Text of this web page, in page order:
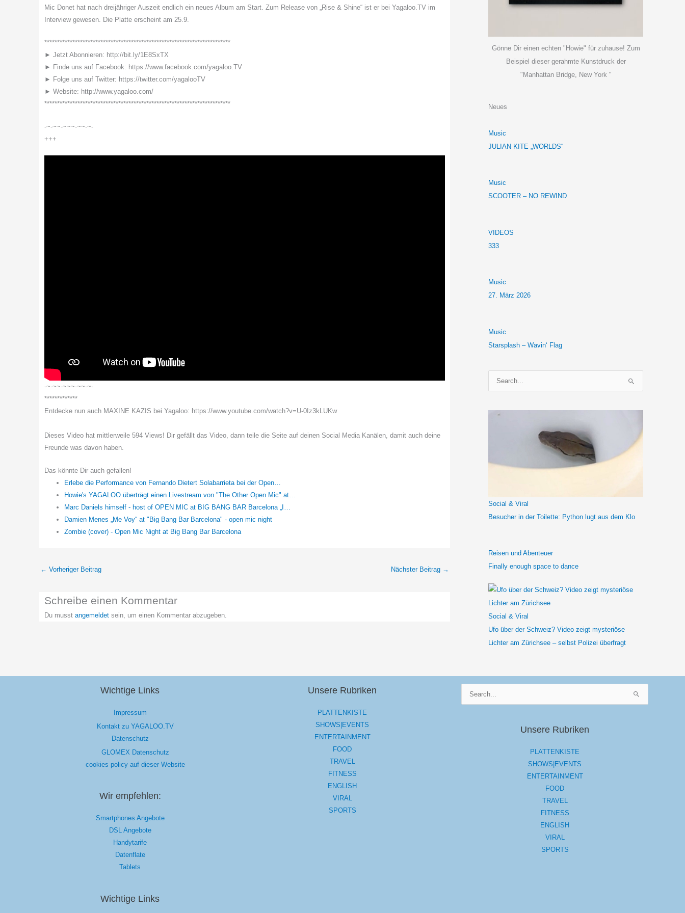
Mic Donet hat nach dreijähriger Auszeit endlich ein neues Album am Start. Zum Release von „Rise & Shine“ ist er bei Yagaloo.TV im
Interview gewesen. Die Platte erscheint am 25.9.
*************************************************************************
► Jetzt Abonnieren: http://bit.ly/1E8SxTX
► Finde uns auf Facebook: https://www.facebook.com/yagaloo.TV
► Folge uns auf Twitter: https://twitter.com/yagalooTV
► Website: http://www.yagaloo.com/
*************************************************************************
-~-~~-~~~-~~-~-
+++
-~-~~-~~~-~~-~-
*************
Entdecke nun auch MAXINE KAZIS bei Yagaloo: https://www.youtube.com/watch?v=U-0Iz3kLUKw
Dieses Video hat mittlerweile 594 Views! Dir gefällt das Video, dann teile die Seite auf deinen Social Media Kanälen, damit auch deine
Freunde was davon haben.
Das könnte Dir auch gefallen!
Erlebe die Performance von Fernando Dietert Solabarrieta bei der Open…
Howie's YAGALOO überträgt einen Livestream von "The Other Open Mic" at…
Marc Daniels himself - host of OPEN MIC at BIG BANG BAR Barcelona „I…
Damien Menes „Me Voy“ at "Big Bang Bar Barcelona" - open mic night
Zombie (cover) - Open Mic Night at Big Bang Bar Barcelona
← Vorheriger Beitrag Nächster Beitrag →
Schreibe einen Kommentar
Du musst angemeldet sein, um einen Kommentar abzugeben.
Gönne Dir einen echten "Howie" für zuhause! Zum
Beispiel dieser gerahmte Kunstdruck der
"Manhattan Bridge, New York "
Neues
Music
JULIAN KITE „WORLDS“
Music
SCOOTER – NO REWIND
VIDEOS
333
Music
27. März 2026
Music
Starsplash – Wavin‘ Flag
u
h
Social & Viral
Besucher in der Toilette: Python lugt aus dem Klo
Reisen und Abenteuer
Finally enough space to dance
Social & Viral
Ufo über der Schweiz? Video zeigt mysteriöse
Lichter am Zürichsee – selbst Polizei überfragt
Wichtige Links
Impressum
Kontakt zu YAGALOO.TV
Datenschutz
GLOMEX Datenschutz
cookies policy auf dieser Website
Wir empfehlen:
Smartphones Angebote
DSL Angebote
Handytarife
Datenflate
Tablets
Wichtige Links
Unsere Rubriken
PLATTENKISTE
SHOWS|EVENTS
ENTERTAINMENT
FOOD
TRAVEL
FITNESS
ENGLISH
VIRAL
SPORTS
Unsere Rubriken
PLATTENKISTE
SHOWS|EVENTS
ENTERTAINMENT
FOOD
TRAVEL
FITNESS
ENGLISH
VIRAL
SPORTS